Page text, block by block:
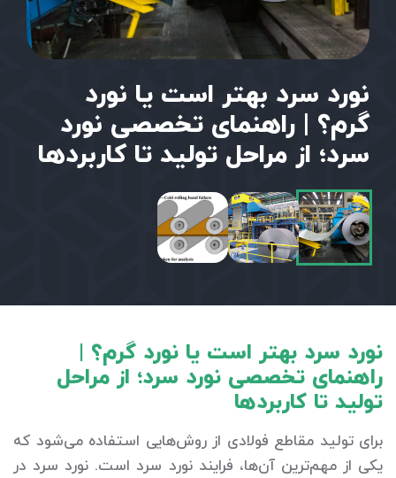
نورد سرد بهتر است یا نورد
گرم؟ | راهنمای تخصصی نورد
سرد؛ از مراحل تولید تا کاربردها
نورد سرد بهتر است یا نورد گرم؟ |
راهنمای تخصصی نورد سرد؛ از مراحل
تولید تا کاربردها
برای تولید مقاطع فولادی از روش‌هایی استفاده می‌شود که
یکی از مهم‌ترین آن‌ها، فرایند نورد سرد است. نورد سرد در